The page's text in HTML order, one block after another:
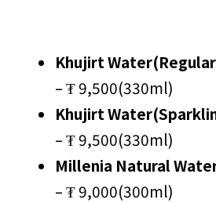
Khujirt
– ₮ 9,500(330ml)
Khujirt
– ₮ 9,500(330ml)
Millenia Natural
– ₮ 9,000(300ml)